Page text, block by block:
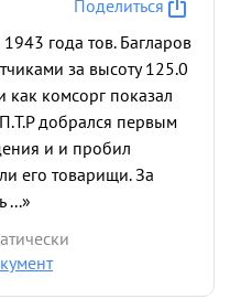
Поделиться
года тов. Багларов
за высоту 125.0
как комсорг показал
добрался первым
и и пробил
его товарищи. За
...»